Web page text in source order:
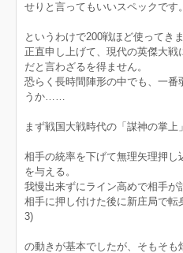
せりと言ってもいいスペックです。
というわけで200戦ほど使って
正直申し上げて、現代の英傑大
だと言わざるを得ません。
恐らく長時間陣形の中でも、一番
うか……
まず戦国大戦時代の「謀神の掌上
相手の統率を下げて無理矢理押
を与える。
我慢出来ずにライン高めで相手
相手に押し付けた後に新庄局で
3)
の動きが基本でしたが、そもそ